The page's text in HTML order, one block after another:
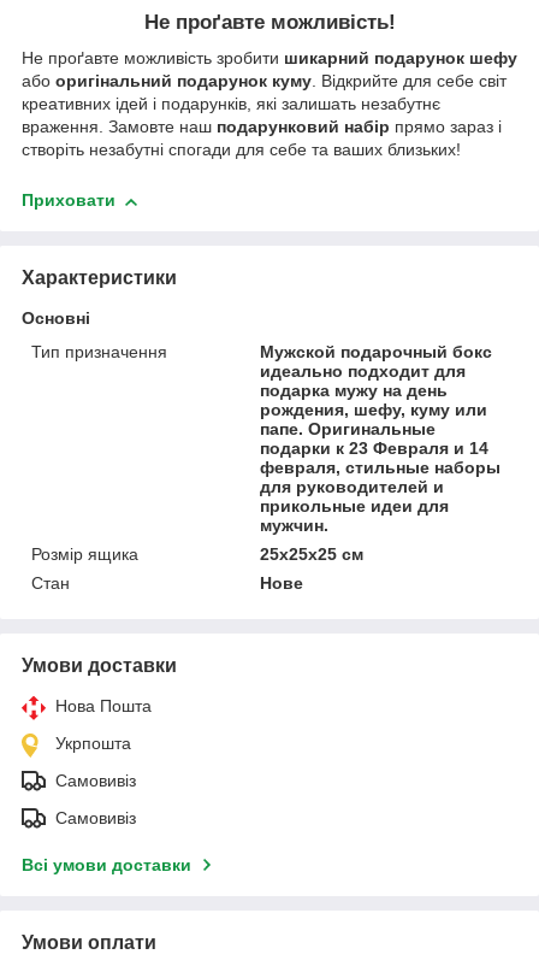
Не проґавте можливість!
Не проґавте можливість зробити шикарний подарунок шефу
або оригінальний подарунок куму. Відкрийте для себе світ
креативних ідей і подарунків, які залишать незабутнє
враження. Замовте наш подарунковий набір прямо зараз і
створіть незабутні спогади для себе та ваших близьких!
Приховати
Характеристики
Основні
Тип призначення
Мужской подарочный бокс
идеально подходит для
подарка мужу на день
рождения, шефу, куму или
папе. Оригинальные
подарки к 23 Февраля и 14
февраля, стильные наборы
для руководителей и
прикольные идеи для
мужчин.
Розмір ящика
25х25х25 см
Стан
Нове
Умови доставки
Нова Пошта
Укрпошта
Самовивіз
Самовивіз
Всі умови доставки
Умови оплати